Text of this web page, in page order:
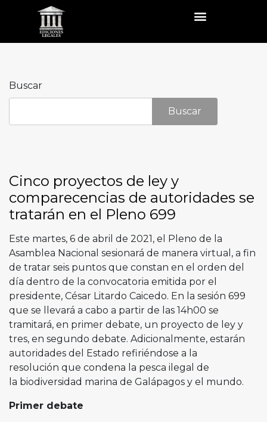
Buscar
Buscar
Cinco proyectos de ley y
comparecencias de autoridades se
tratarán en el Pleno 699
Este martes, 6 de abril de 2021, el Pleno de la
Asamblea Nacional sesionará de manera virtual, a fin
de tratar seis puntos que constan en el orden del
día dentro de la convocatoria emitida por el
presidente, César Litardo Caicedo. En la sesión 699
que se llevará a cabo a partir de las 14h00 se
tramitará, en primer debate, un proyecto de ley y
tres, en segundo debate. Adicionalmente, estarán
autoridades del Estado refiriéndose a la
resolución que condena la pesca ilegal de
la biodiversidad marina de Galápagos y el mundo.
Primer debate